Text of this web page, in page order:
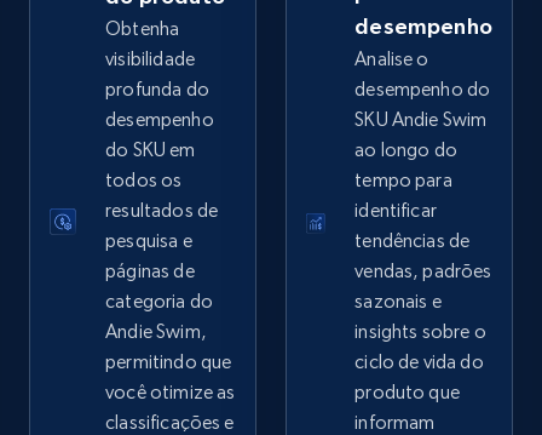
eBay - Collect records by category
URL, Product id, Title, Seller name, Seller rating,
Seller reviews, Breadcrumbs, Root category, and
2.5K+ Comece agora
Google Shopping
URL, Product id, Title, Product description,
Obtenha
visibilidade
profunda do
desempenho
do SKU em
todos os
resultados de
pesquisa e
páginas de
categoria do
Andie Swim,
permitindo que
você otimize as
classificações e
desempenho
Analise o
desempenho do
SKU Andie Swim
ao longo do
tempo para
identificar
tendências de
vendas, padrões
sazonais e
insights sobre o
ciclo de vida do
produto que
informam